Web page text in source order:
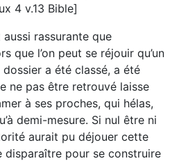
4 v.13 Bible]
rassurante que
que l’on peut se réjouir qu’un
a été classé, a été
ne pas être retrouvé laisse
à ses proches, qui hélas,
demi-mesure. Si nul être ni
aurait pu déjouer cette
disparaître pour se construire